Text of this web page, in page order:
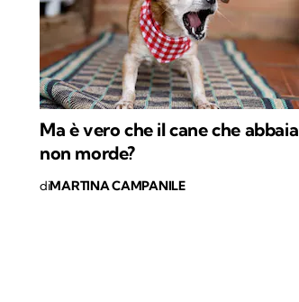
Ma è vero che il cane che abbaia
non morde?
diMARTINA CAMPANILE